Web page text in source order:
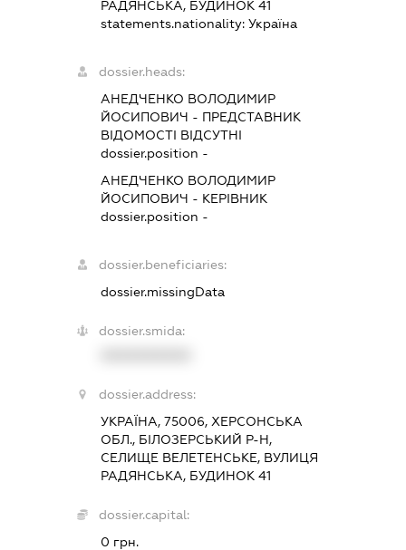
РАДЯНСЬКА, БУДИНОК 41
statements.nationality:Україна
dossier.heads:
АНЕДЧЕНКО ВОЛОДИМИР
ЙОСИПОВИЧ - ПРЕДСТАВНИК
ВІДОМОСТІ ВІДСУТНІ
dossier.position -
АНЕДЧЕНКО ВОЛОДИМИР
ЙОСИПОВИЧ - КЕРІВНИК
dossier.position -
dossier.beneficiaries:
dossier.missingData
dossier.smida:
dossier.address:
УКРАЇНА, 75006, ХЕРСОНСЬКА
ОБЛ., БІЛОЗЕРСЬКИЙ Р-Н,
СЕЛИЩЕ ВЕЛЕТЕНСЬКЕ, ВУЛИЦЯ
РАДЯНСЬКА, БУДИНОК 41
dossier.capital:
0 грн.